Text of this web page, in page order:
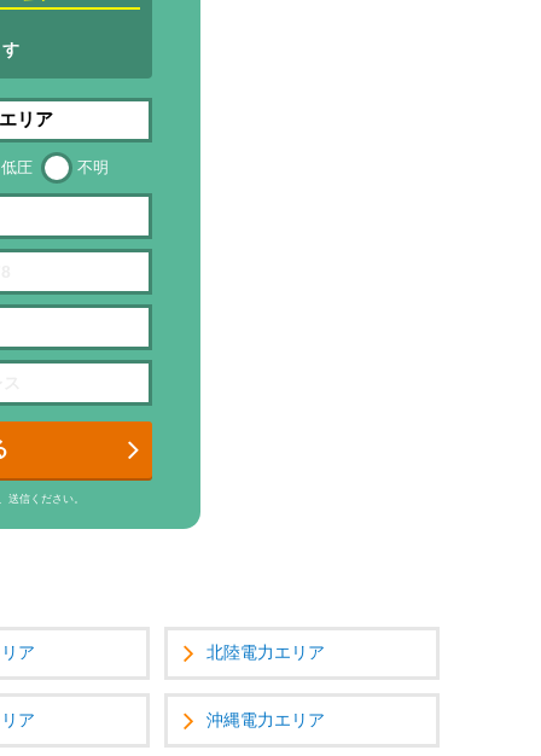
低圧 不明
送信ください。
ア 北陸電力エリア
ア 沖縄電力エリア